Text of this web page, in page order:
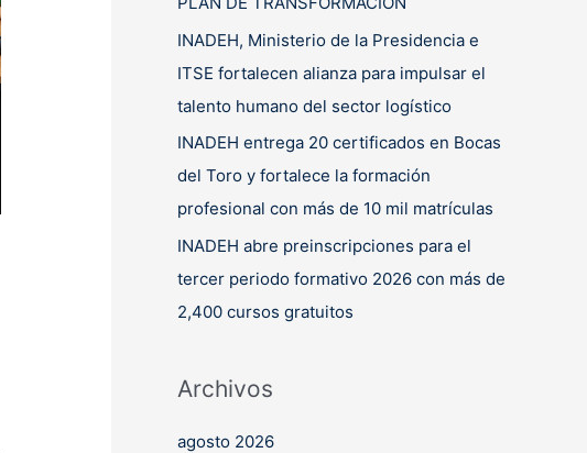
INADEH, Ministerio de la Presidencia e
ITSE fortalecen alianza para impulsar el
talento humano del sector logístico
INADEH entrega 20 certificados en Bocas
del Toro y fortalece la formación
profesional con más de 10 mil matrículas
INADEH abre preinscripciones para el
tercer periodo formativo 2026 con más de
2,400 cursos gratuitos
Archivos
agosto 2026